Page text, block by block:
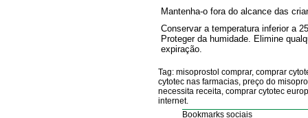
Mantenha-o fora do alcance das
Conservar a temperatura inferior a
Proteger da humidade. Elimine
expiração.
Tag: misoprostol comprar, comprar
cytotec nas farmacias, preço do
necessita receita, comprar cytotec
internet.
Bookmarks sociais